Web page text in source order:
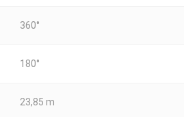
360°
180°
23,85 m